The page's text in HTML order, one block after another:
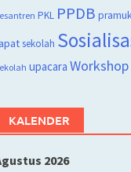
PKL PPDB
sekolah
upacara Workshop
KALENDER
2026